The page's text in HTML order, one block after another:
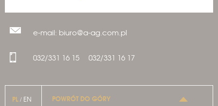
e-mail: biuro@a-ag.com.pl
032/331 16 15 032/331 16 17
PL / EN POWRÓT DO GÓRY